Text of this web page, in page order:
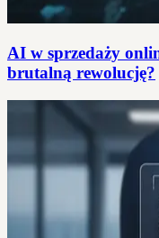
AI w sprzedaży
brutalną rewolucję?